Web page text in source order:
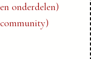
onderdelen)